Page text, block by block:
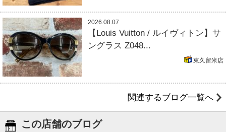
2026.08.07
【Louis Vuitton / ルイヴィトン】サ
ングラス Z048...
東久留米店
関連するブログ一覧へ
この店舗のブログ